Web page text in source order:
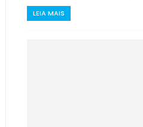
LEIA MAIS